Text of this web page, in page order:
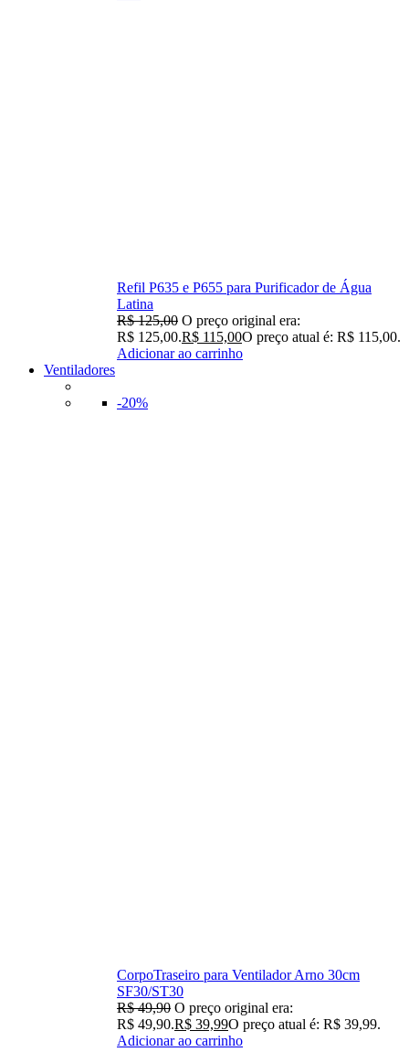
Refil P635 e P655 para Purificador de Água
Latina
R$125,00 O preço original era:
R$ 125,00.R$ 115,00O preço atual é: R$ 115,00.
Adicionar ao carrinho
Ventiladores
-20%
CorpoTraseiro para Ventilador Arno 30cm
SF30/ST30
R$49,90 O preço original era:
R$ 49,90.R$ 39,99O preço atual é: R$ 39,99.
Adicionar ao carrinho